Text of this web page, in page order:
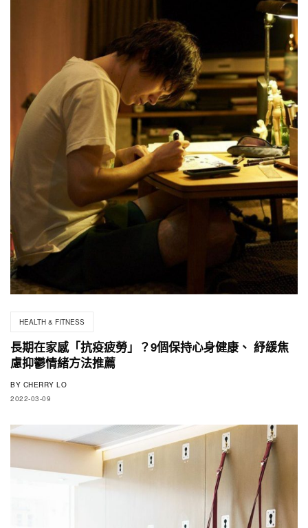
HEALTH & FITNESS
長期在家感「抗疫疲勞」？9個保持心身健康、 紓緩焦
慮抑鬱情緒方法推薦
BY CHERRY LO
2022-03-09